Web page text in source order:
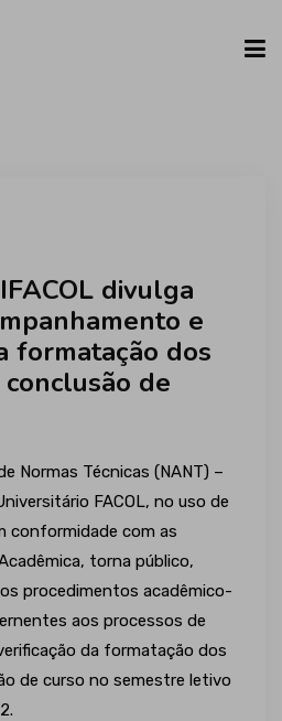
divulga
e
formatação dos
de
Normas Técnicas (NANT) –
FACOL, no uso de
conformidade com as
torna público,
procedimentos acadêmico-
aos processos de
da formatação dos
de curso no semestre letivo